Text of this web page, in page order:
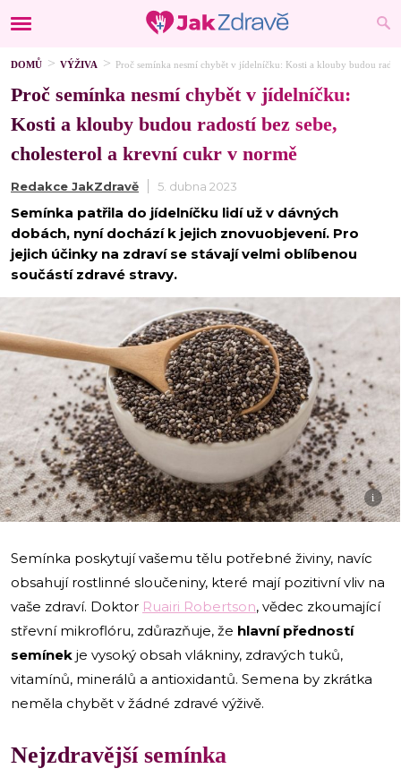
DOMŮ VÝŽIVA Proč semínka nesmí chybět v jídelníčku: Kosti a klouby budou
Proč semínka nesmí chybět v jídelníčku:
Kosti a klouby budou radostí bez sebe,
cholesterol a krevní cukr v normě
Redakce JakZdravě 5. dubna 2023
Semínka patřila do jídelníčku lidí už v dávných
dobách, nyní dochází k jejich znovuobjevení. Pro
jejich účinky na zdraví se stávají velmi oblíbenou
součástí zdravé stravy.
i
Semínka poskytují vašemu tělu potřebné živiny, navíc
obsahují rostlinné sloučeniny, které mají pozitivní vliv na
vaše zdraví. Doktor Ruairi Robertson, vědec zkoumající
střevní mikroflóru, zdůrazňuje, že hlavní předností
semínek je vysoký obsah vlákniny, zdravých tuků,
vitamínů, minerálů a antioxidantů. Semena by zkrátka
neměla chybět v žádné zdravé výživě.
Nejzdravější semínka